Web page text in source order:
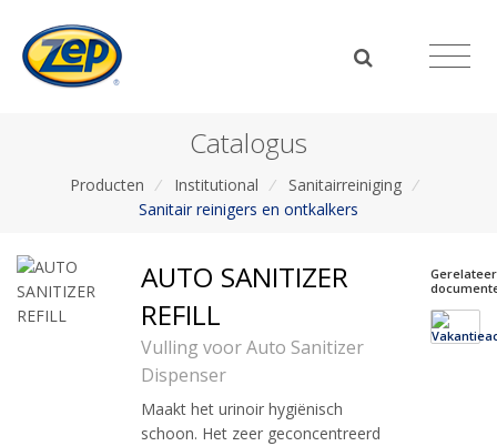
Catalogus
Producten / Institutional / Sanitairreiniging /
Sanitair reinigers en ontkalkers
AUTO SANITIZER
REFILL
Vulling voor Auto Sanitizer
Dispenser
Maakt het urinoir hygiënisch
schoon. Het zeer geconcentreerd